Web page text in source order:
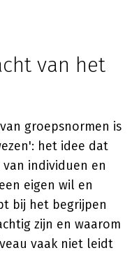
van het
groepsnormen is
het idee dat
individuen en
eigen wil en
bij het begrijpen
zijn en waarom
vaak niet leidt